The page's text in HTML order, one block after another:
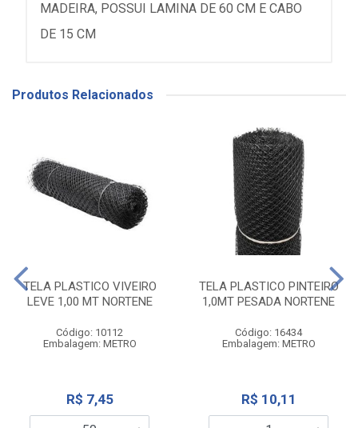
MADEIRA, POSSUI LAMINA DE 60 CM E CABO
DE 15 CM
Produtos Relacionados
TELA PLASTICO VIVEIRO
LEVE 1,00 MT NORTENE
Código: 10112
Embalagem: METRO
R$ 7,45
TELA PLASTICO PINTEIRO
1,0MT PESADA NORTENE
Código: 16434
Embalagem: METRO
R$ 10,11